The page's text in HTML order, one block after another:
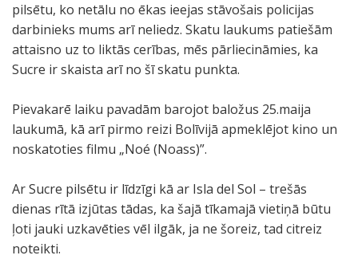
pilsētu, ko netālu no ēkas ieejas stāvošais policijas
darbinieks mums arī neliedz. Skatu laukums patiešām
attaisno uz to liktās cerības, mēs pārliecināmies, ka
Sucre ir skaista arī no šī skatu punkta.
Pievakarē laiku pavadām barojot baložus 25.maija
laukumā, kā arī pirmo reizi Bolīvijā apmeklējot kino un
noskatoties filmu „Noé (Noass)”.
Ar Sucre pilsētu ir līdzīgi kā ar Isla del Sol – trešās
dienas rītā izjūtas tādas, ka šajā tīkamajā vietiņā būtu
ļoti jauki uzkavēties vēl ilgāk, ja ne šoreiz, tad citreiz
noteikti.